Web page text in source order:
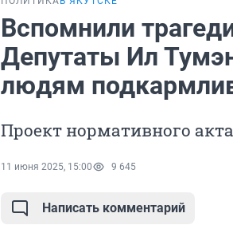
Вспомнили
Депутаты Ил
людям
Проект нормативного
11 июня 2025, 15:00 9 645
Написать комментарий